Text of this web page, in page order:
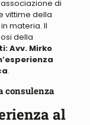
di
vittime della
materia. Il
della
Avv. Mirko
.
consulenza
al